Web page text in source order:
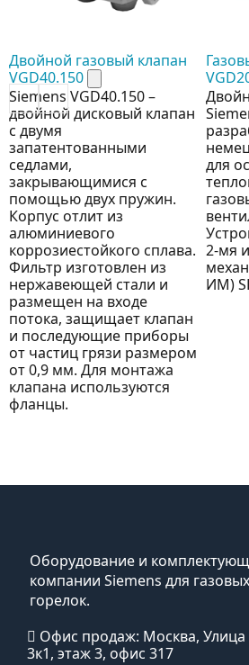
Двойной газовый клапан
VGD40.150
Siemens VGD40.150 –
двойной дисковый клапан
с двумя
запатентованными
седлами,
закрывающимися с
помощью двух пружин.
Корпус отлит из
алюминиевого
коррозиестойкого сплава.
Фильтр изготовлен из
нержавеющей стали и
размещен на входе
потока, защищает клапан
и последующие приборы
от частиц грязи размером
от 0,9 мм. Для монтажа
клапана используются
фланцы.
для
2-мя
ИМ)
Оборудование и
компании Siemens для
горелок.
Офис продаж: Москва,
3к1, этаж 3, офис 317